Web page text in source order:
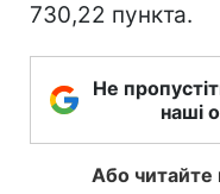
730,22 пункта.
Не
наші
Або читайте